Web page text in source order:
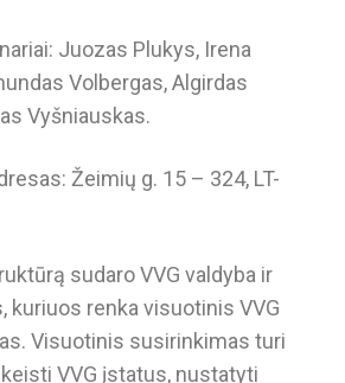
Juozas Plukys, Irena
Volbergas, Algirdas
Vyšniauskas.
Žeimių g. 15 – 324, LT-
sudaro VVG valdyba ir
kuriuos renka visuotinis VVG
Visuotinis susirinkimas turi
VVG įstatus, nustatyti